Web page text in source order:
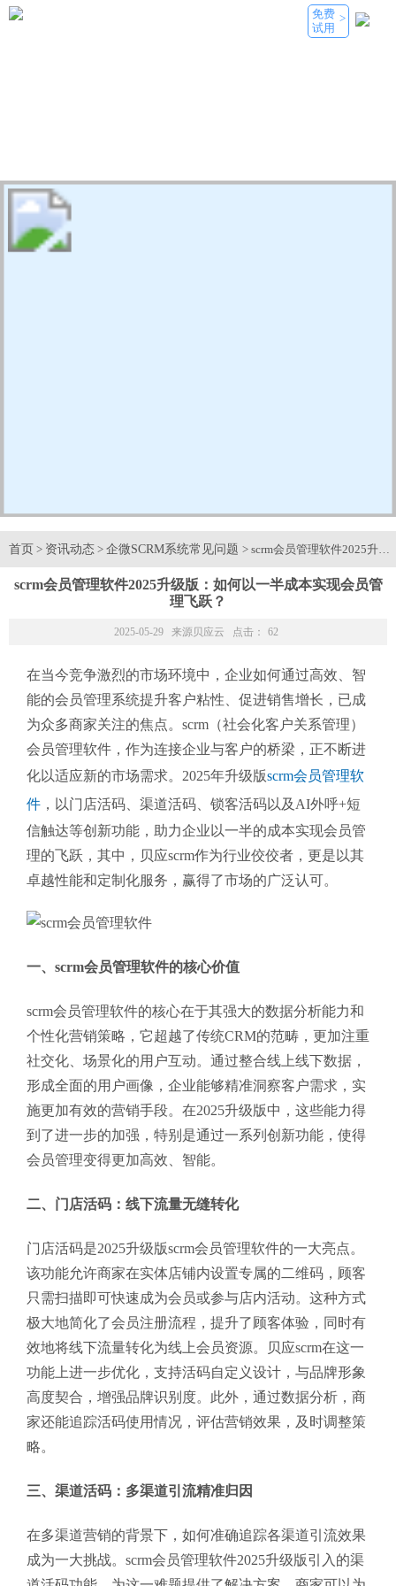
免费
试用
>
首页 > 资讯动态 > 企微SCRM系统常见问题 > scrm会员管理软件2025升
scrm会员管理软件2025升级版：如何以一半成本实现会员管
理飞跃？
2025-05-29 来源贝应云 点击： 62
在当今竞争激烈的市场环境中，企业如何通过高效、智
能的会员管理系统提升客户粘性、促进销售增长，已成
为众多商家关注的焦点。scrm（社会化客户关系管理）
会员管理软件，作为连接企业与客户的桥梁，正不断进
化以适应新的市场需求。2025年升级版scrm会员管理软
件 ，以门店活码、渠道活码、锁客活码以及AI外呼+短
信触达等创新功能，助力企业以一半的成本实现会员管
理的飞跃，其中，贝应scrm作为行业佼佼者，更是以其
卓越性能和定制化服务，赢得了市场的广泛认可。
一、scrm会员管理软件的核心价值
scrm会员管理软件的核心在于其强大的数据分析能力和
个性化营销策略，它超越了传统CRM的范畴，更加注重
社交化、场景化的用户互动。通过整合线上线下数据，
形成全面的用户画像，企业能够精准洞察客户需求，实
施更加有效的营销手段。在2025升级版中，这些能力得
到了进一步的加强，特别是通过一系列创新功能，使得
会员管理变得更加高效、智能。
二、门店活码：线下流量无缝转化
门店活码是2025升级版scrm会员管理软件的一大亮点。
该功能允许商家在实体店铺内设置专属的二维码，顾客
只需扫描即可快速成为会员或参与店内活动。这种方式
极大地简化了会员注册流程，提升了顾客体验，同时有
效地将线下流量转化为线上会员资源。贝应scrm在这一
功能上进一步优化，支持活码自定义设计，与品牌形象
高度契合，增强品牌识别度。此外，通过数据分析，商
家还能追踪活码使用情况，评估营销效果，及时调整策
略。
三、渠道活码：多渠道引流精准归因
在多渠道营销的背景下，如何准确追踪各渠道引流效果
成为一大挑战。scrm会员管理软件2025升级版引入的渠